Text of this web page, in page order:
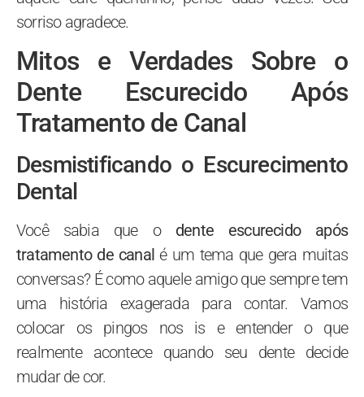
sorriso agradece.
Mitos e Verdades Sobre o
Dente Escurecido Após
Tratamento de Canal
Desmistificando o Escurecimento
Dental
Você sabia que o dente escurecido após
tratamento de canal é um tema que gera muitas
conversas? É como aquele amigo que sempre tem
uma história exagerada para contar. Vamos
colocar os pingos nos is e entender o que
realmente acontece quando seu dente decide
mudar de cor.